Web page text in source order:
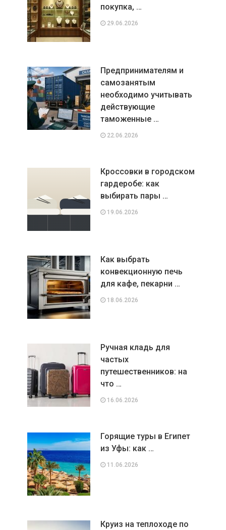
покупка, …
29.06.2026
Предпринимателям и
самозанятым
необходимо учитывать
действующие
таможенные …
22.06.2026
Кроссовки в городском
гардеробе: как
выбирать пары …
19.06.2026
Как выбрать
конвекционную печь
для кафе, пекарни …
18.06.2026
Ручная кладь для
частых
путешественников: на
что …
16.06.2026
Горящие туры в Египет
из Уфы: как …
11.06.2026
Круиз на теплоходе по